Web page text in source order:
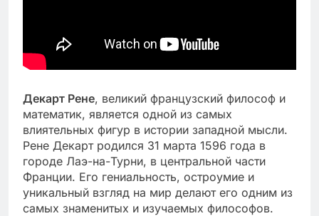
Декарт Рене, великий французский философ и
математик, является одной из самых
влиятельных фигур в истории западной мысли.
Рене Декарт родился 31 марта 1596 года в
городе Лаэ-на-Турни, в центральной части
Франции. Его гениальность, остроумие и
уникальный взгляд на мир делают его одним из
самых знаменитых и изучаемых философов.